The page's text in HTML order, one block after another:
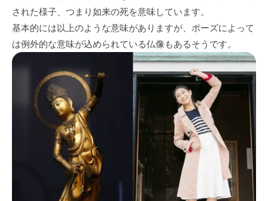
された様子、つまり如来の死を意味しています。
基本的には以上のような意味がありますが、ポーズによって
は例外的な意味が込められている仏像もあるそうです。